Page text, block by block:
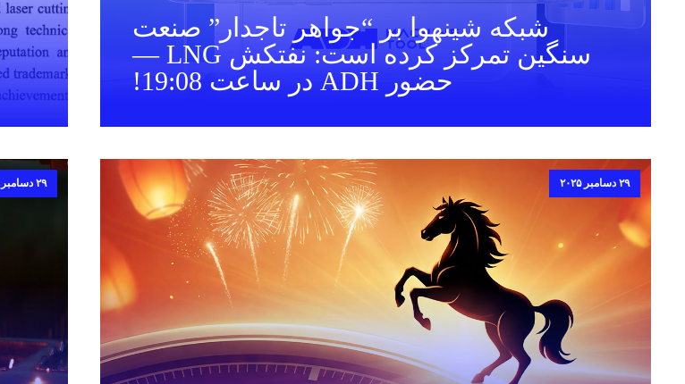
شبکه شینهوا بر “جواهر تاجدار” صنعت
سنگین تمرکز کرده است: نفتکش LNG —
حضور ADH در ساعت 19:08!
۲۹ دسامبر ۲۰۲۵ ۲۹ دسامبر ۲۰۲۵